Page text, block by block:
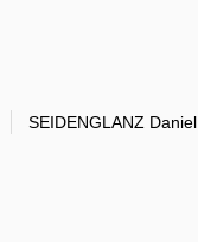
SEIDENGLANZ Daniel